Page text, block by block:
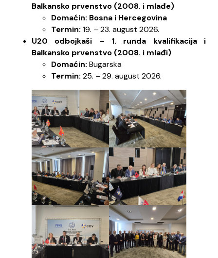
Balkansko prvenstvo (2008. i mlađe)
Domaćin: Bosna i Hercegovina
Termin: 19. – 23. august 2026.
U20 odbojkaši – 1. runda kvalifikacija i
Balkansko prvenstvo (2008. i mlađi)
Domaćin: Bugarska
Termin: 25. – 29. august 2026.